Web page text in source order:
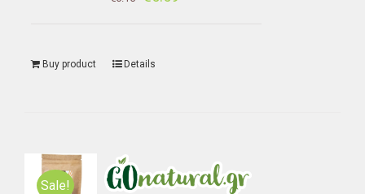
Buy product Details
Sale!